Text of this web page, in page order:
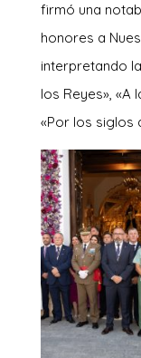
firmó una
honores a
interpretando
los Reyes», «A
«Por los siglos